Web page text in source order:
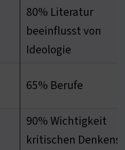
80% Literatur
beeinflusst von
Ideologie
65% Berufe
90% Wichtigkeit
kritischen Denkens